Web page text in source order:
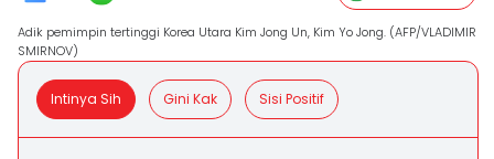
Adik pemimpin tertinggi Korea Utara Kim Jong Un, Kim Yo Jong. (AFP/VLADIMIR
SMIRNOV)
Intinya Sih Gini Kak Sisi Positif